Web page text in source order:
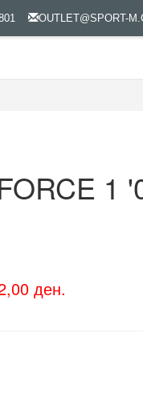
OUTLET@SPORT-
1
ден.